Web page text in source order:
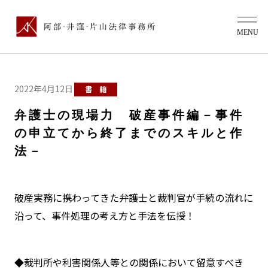
2022年4月12日 書 籍
弁護士の現場力 破産事件編－事件
の申立てから終了までのスキルと作
法－
破産実務に携わってきた弁護士と裁判官が手続の流れに
沿って、事件処理の考え方と手法を伝授！
◆裁判所や利害関係人等との関係において留意すべき